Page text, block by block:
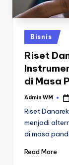
Posted
in
Bisnis
Riset
di Masa
Posted
Admin WM
Riset
menjadi
di masa
Read More